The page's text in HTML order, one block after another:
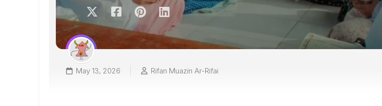
May 13, 2026 Rifan Muazin Ar-Rifai